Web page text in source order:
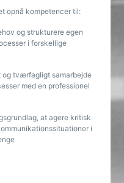
opnå kompetencer til:
og strukturere egen
i forskellige
tværfagligt samarbejde
med en professionel
at agere kritisk
i